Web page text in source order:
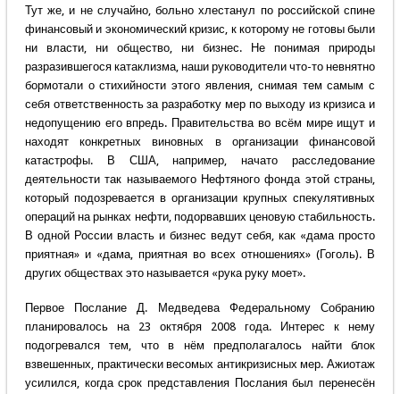
Тут же, и не случайно, больно хлестанул по российской спине
финансовый и экономический кризис, к которому не готовы были
ни власти, ни общество, ни бизнес. Не понимая природы
разразившегося катаклизма, наши руководители что-то невнятно
бормотали о стихийности этого явления, снимая тем самым с
себя ответственность за разработку мер по выходу из кризиса и
недопущению его впредь. Правительства во всём мире ищут и
находят конкретных виновных в организации финансовой
катастрофы. В США, например, начато расследование
деятельности так называемого Нефтяного фонда этой страны,
который подозревается в организации крупных спекулятивных
операций на рынках нефти, подорвавших ценовую стабильность.
В одной России власть и бизнес ведут себя, как «дама просто
приятная» и «дама, приятная во всех отношениях» (Гоголь). В
других обществах это называется «рука руку моет».
Первое Послание Д. Медведева Федеральному Собранию
планировалось на 23 октября 2008 года. Интерес к нему
подогревался тем, что в нём предполагалось найти блок
взвешенных, практически весомых антикризисных мер. Ажиотаж
усилился, когда срок представления Послания был перенесён